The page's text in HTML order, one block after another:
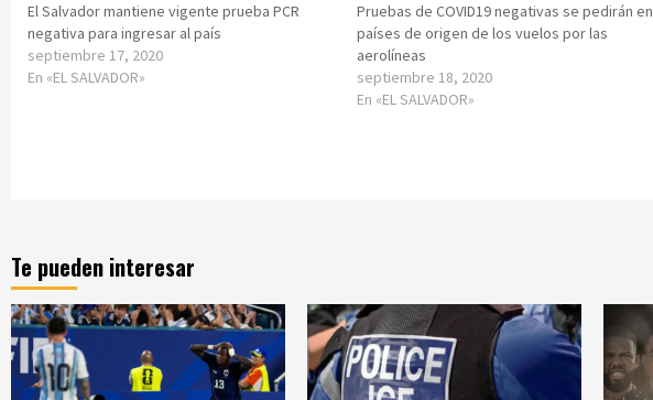
El Salvador mantiene vigente prueba PCR
negativa para ingresar al país
septiembre 17, 2020
En «EL SALVADOR»
Pruebas de COVID19 negativas se pedirán en
países de origen de los vuelos por las
aerolíneas
septiembre 18, 2020
En «EL SALVADOR»
Te pueden interesar